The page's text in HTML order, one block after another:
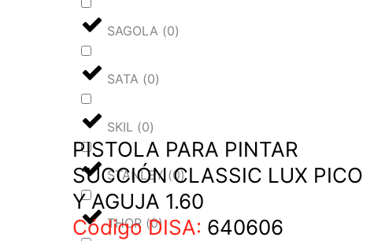
SAGOLA (0)
SATA (0)
SKIL (0)
STANLEY (0)
THOR (0)
PISTOLA PARA PINTAR
SUCCIÓN CLASSIC LUX PICO
Y AGUJA 1.60
Código DISA: 640606